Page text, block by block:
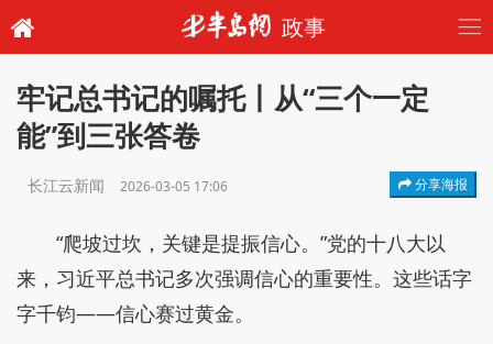
政事
牢记总书记的嘱托丨从“三个一定
能”到三张答卷
长江云新闻 2026-03-05 17:06 分享海报
“爬坡过坎，关键是提振信心。”党的十八大以
来，习近平总书记多次强调信心的重要性。这些话字
字千钧——信心赛过黄金。